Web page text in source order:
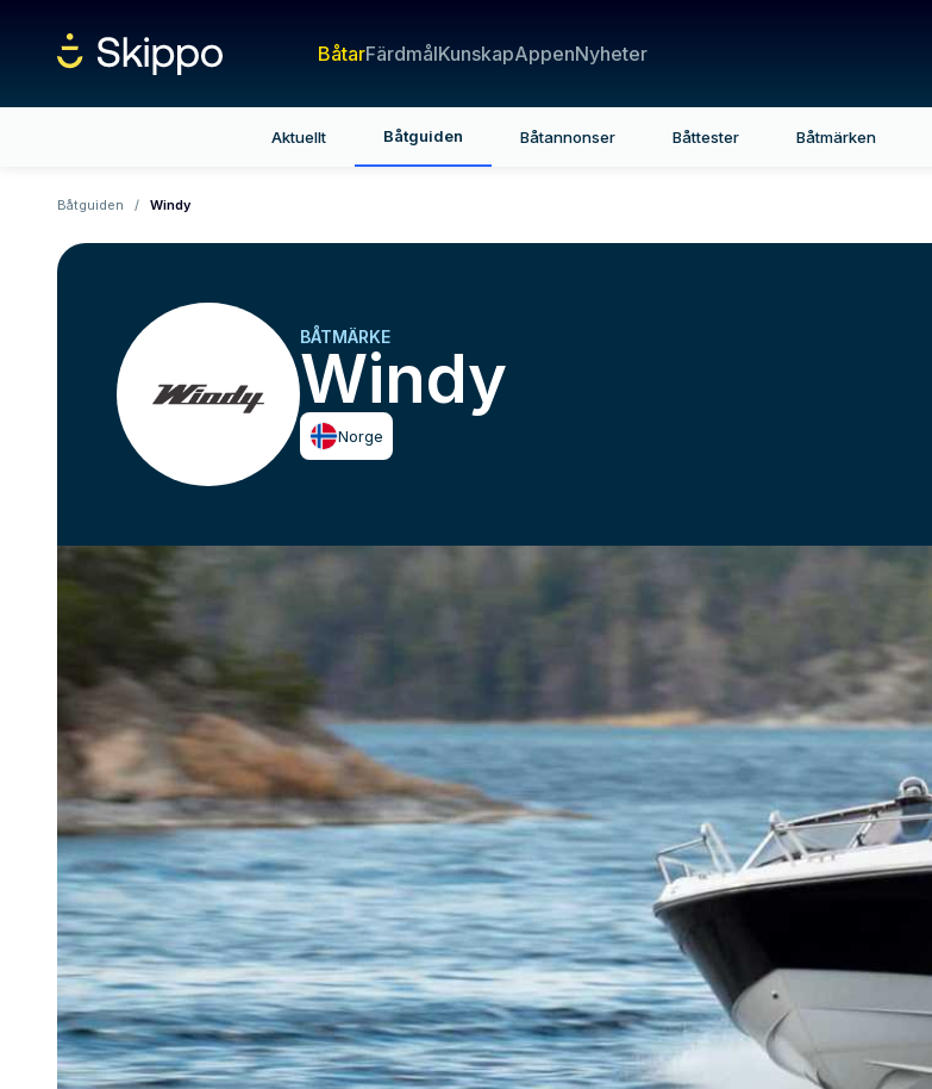
BåtarFärdmålKunskapAppenNyheter
Aktuellt Båtguiden Båtannonser Båttester Båtmärken
Båtguiden / Windy
BÅTMÄRKE
Windy
Norge